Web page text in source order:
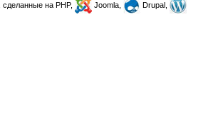
, сделанные на PHP, Joomla,
Drupal,